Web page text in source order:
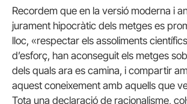
Recordem que en la versió moderna i
jurament hipocràtic dels metges es
lloc, «respectar els assoliments
d’esforç, han aconseguit els metges
dels quals ara es camina, i compartir
aquest coneixement amb aquells que
Tota una declaració de racionalisme,